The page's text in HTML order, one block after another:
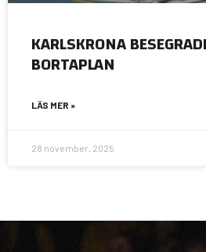
KARLSKRONA
BORTAPLAN
LÄS MER »
28 november, 2025